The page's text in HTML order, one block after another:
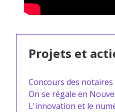
Projets et
Concours des notaires
On se régale en
L'innovation et le